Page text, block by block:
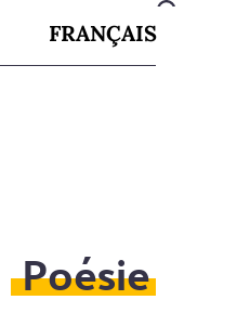
FRANÇAIS
Poésie